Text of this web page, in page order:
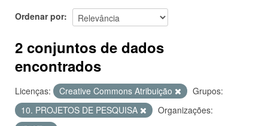
Ordenar por
2 conjuntos de dados
encontrados
Licenças: Creative Commons Atribuição
Grupos:
10. PROJETOS DE PESQUISA
Organizações: